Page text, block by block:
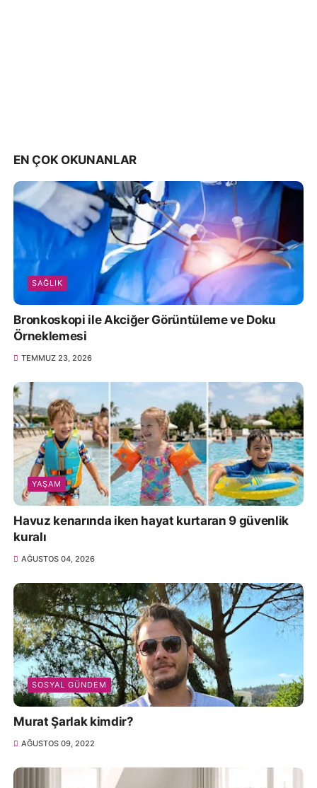
EN ÇOK OKUNANLAR
SAĞLIK
Bronkoskopi ile Akciğer Görüntüleme ve Doku
Örneklemesi
TEMMUZ 23, 2026
YAŞAM
Havuz kenarında iken hayat kurtaran 9 güvenlik
kuralı
AĞUSTOS 04, 2026
SOSYAL GÜNDEM
Murat Şarlak kimdir?
AĞUSTOS 09, 2022